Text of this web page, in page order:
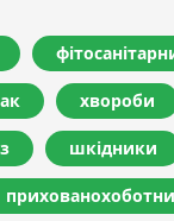
хвороби
шкідники